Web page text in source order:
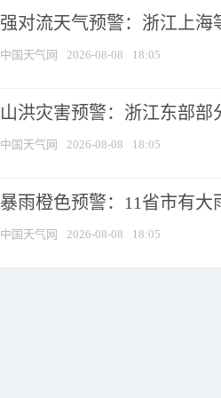
强对流天气预警：浙江上海
中国天气网 2026-08-08 18:05
山洪灾害预警：浙江东部
中国天气网 2026-08-08 18:05
暴雨橙色预警：11省市有
中国天气网 2026-08-08 18:05